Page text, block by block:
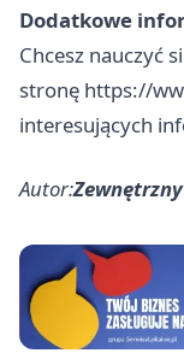
Dodatkowe
Chcesz nauczyć
stronę https://
interesujących
Autor: